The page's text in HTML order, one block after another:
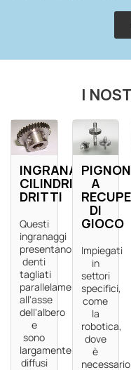
I
INGRANAGGI
CILINDRICI
DRITTI
Questi
ingranaggi
presentano
denti
tagliati
parallelamente
all'asse
dell'albero
e
sono
largamente
diffusi
A
DI
GIOCO
Impiegati
in
settori
specifici,
come
la
robotica,
dove
è
necessario